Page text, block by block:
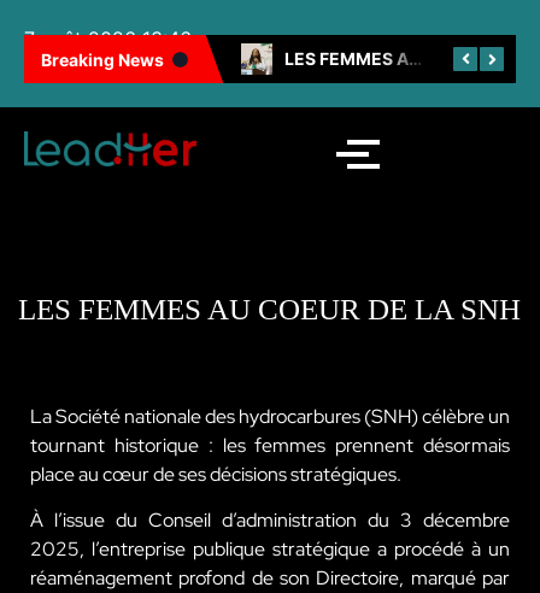
7 août 2026 13:46
Breaking News 100 FEMMES NOIRES INSPIRANTES : LES CAMEROUNAISES BRILLENT ENCORE LES FEMMES AU CŒUR DE LA SNH
LES FEMMES AU COEUR DE LA SNH
La Société nationale des hydrocarbures (SNH) célèbre un
tournant historique : les femmes prennent désormais
place au cœur de ses décisions stratégiques.
À l’issue du Conseil d’administration du 3 décembre
2025, l’entreprise publique stratégique a procédé à un
réaménagement profond de son Directoire, marqué par